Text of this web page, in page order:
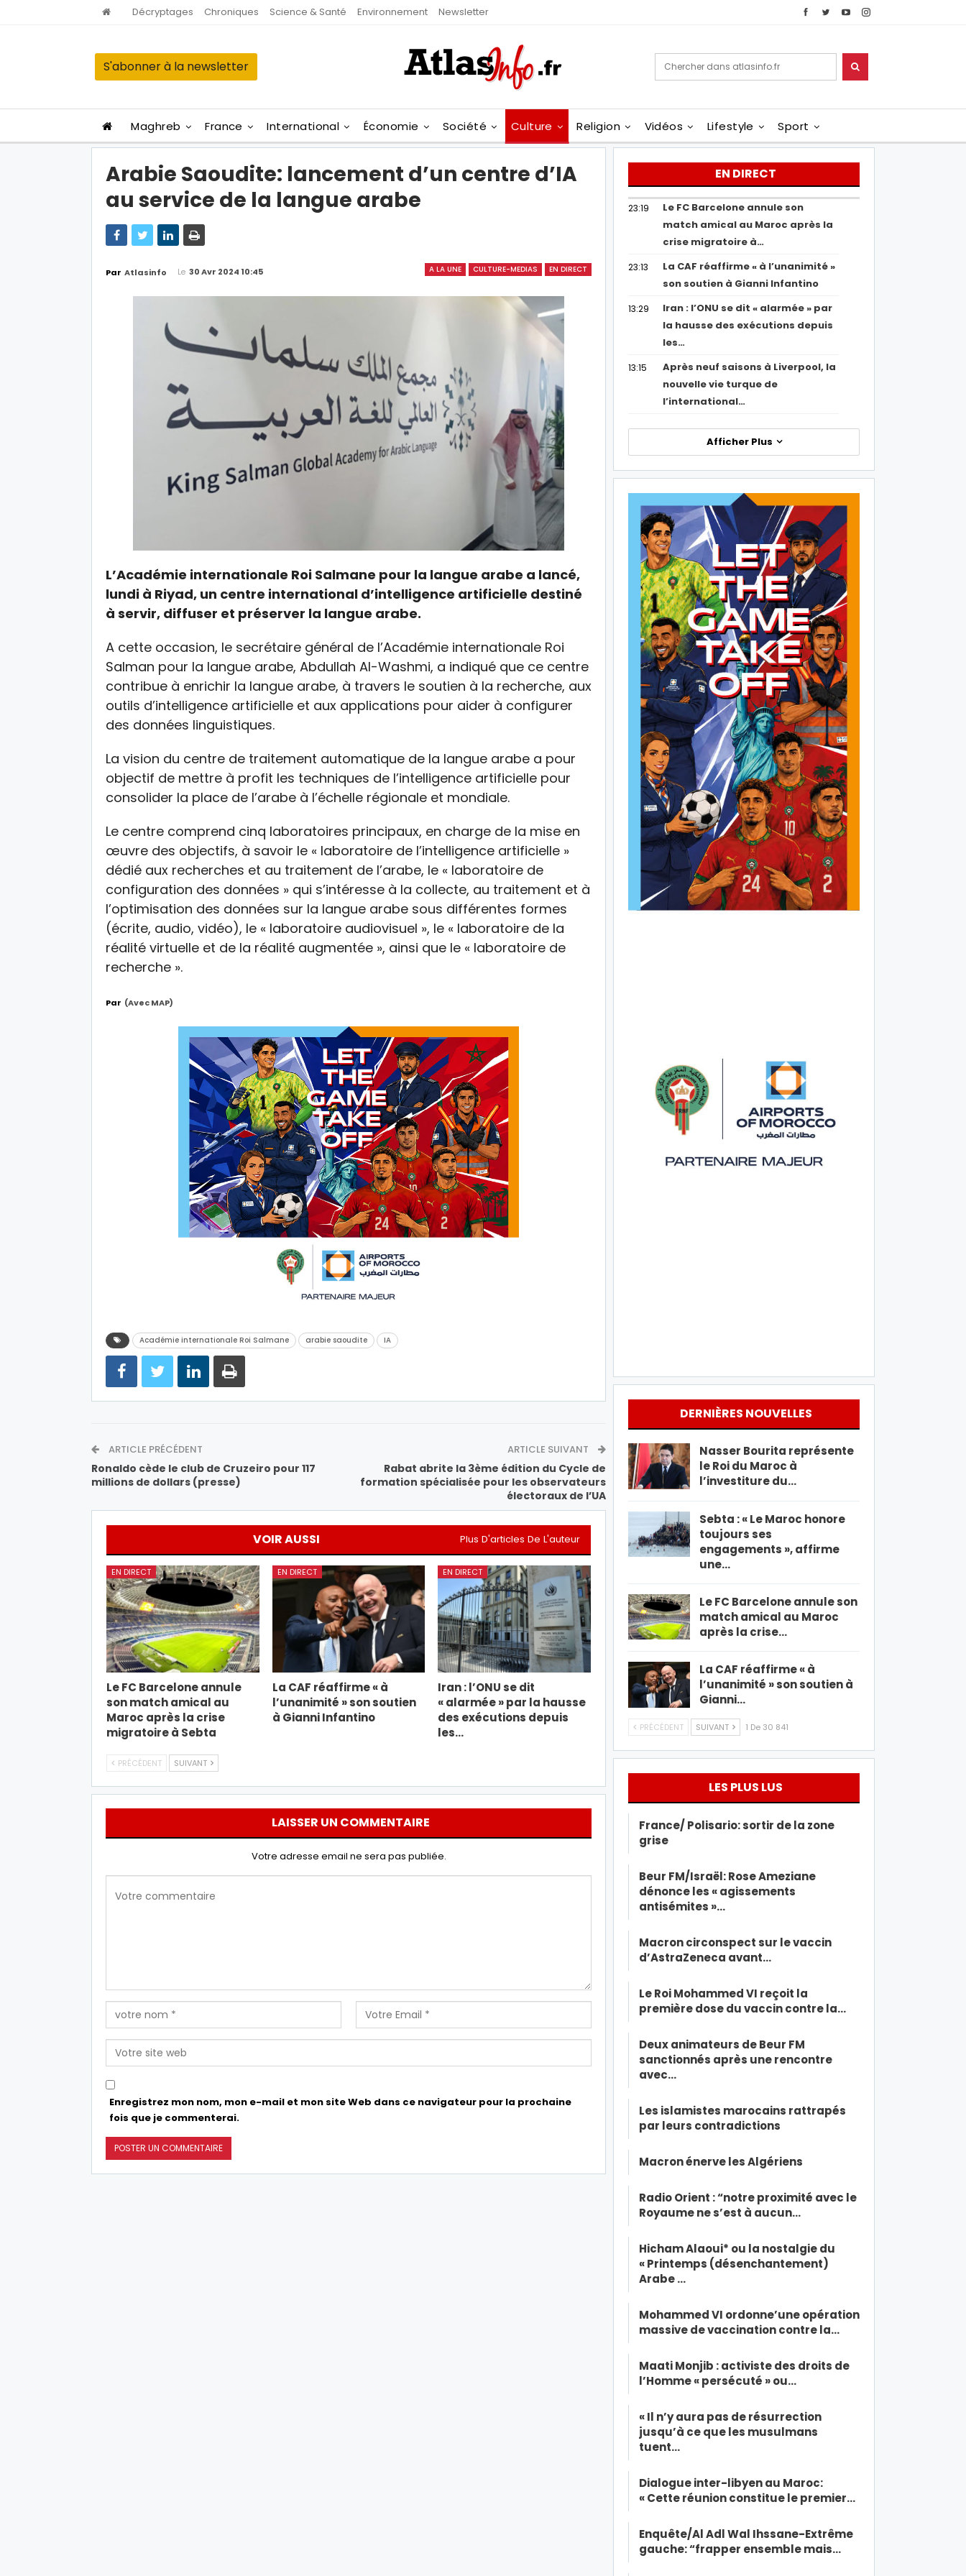
Décryptages Chroniques Science & Santé Environnement Newsletter
S'abonner à la newsletter
Maghreb France International Économie Société Culture Religion Vidéos Lifestyle Sport
Arabie Saoudite: lancement d’un centre d’IA
au service de la langue arabe
A LA UNE CULTURE-MEDIAS EN DIRECT
Par Atlasinfo Le 30 Avr 2024 10:45
L’Académie internationale Roi Salmane pour la langue arabe a lancé,
lundi à Riyad, un centre international d’intelligence artificielle destiné
à servir, diffuser et préserver la langue arabe.
A cette occasion, le secrétaire général de l’Académie internationale Roi
Salman pour la langue arabe, Abdullah Al-Washmi, a indiqué que ce centre
contribue à enrichir la langue arabe, à travers le soutien à la recherche, aux
outils d’intelligence artificielle et aux applications pour aider à configurer
des données linguistiques.
La vision du centre de traitement automatique de la langue arabe a pour
objectif de mettre à profit les techniques de l’intelligence artificielle pour
consolider la place de l’arabe à l’échelle régionale et mondiale.
Le centre comprend cinq laboratoires principaux, en charge de la mise en
œuvre des objectifs, à savoir le « laboratoire de l’intelligence artificielle »
dédié aux recherches et au traitement de l’arabe, le « laboratoire de
configuration des données » qui s’intéresse à la collecte, au traitement et à
l’optimisation des données sur la langue arabe sous différentes formes
(écrite, audio, vidéo), le « laboratoire audiovisuel », le « laboratoire de la
réalité virtuelle et de la réalité augmentée », ainsi que le « laboratoire de
recherche ».
Par (avec MAP)
Académie internationale Roi Salmane arabie saoudite IA
ARTICLE PRÉCÉDENT
Ronaldo cède le club de Cruzeiro pour 117
millions de dollars (presse)
ARTICLE SUIVANT
Rabat abrite la 3ème édition du Cycle de
formation spécialisée pour les observateurs
électoraux de l’UA
VOIR AUSSI Plus D'articles De L'auteur
EN DIRECT
Le FC Barcelone annule
son match amical au
Maroc après la crise
migratoire à Sebta
EN DIRECT
La CAF réaffirme « à
l’unanimité » son soutien
à Gianni Infantino
EN DIRECT
Iran : l’ONU se dit
« alarmée » par la hausse
des exécutions depuis
les…
PRÉCÉDENT SUIVANT
LAISSER UN COMMENTAIRE
Votre adresse email ne sera pas publiée.
Enregistrez mon nom, mon e-mail et mon site Web dans ce navigateur pour la prochaine
fois que je commenterai.
EN DIRECT
23:19
Le FC Barcelone annule son
match amical au Maroc après la
crise migratoire à…
23:13
La CAF réaffirme « à l’unanimité »
son soutien à Gianni Infantino
13:29
Iran : l’ONU se dit « alarmée » par
la hausse des exécutions depuis
les…
13:15
Après neuf saisons à Liverpool, la
nouvelle vie turque de
l’international…
Afficher Plus
DERNIÈRES NOUVELLES
Nasser Bourita représente
le Roi du Maroc à
l’investiture du…
Sebta : « Le Maroc honore
toujours ses
engagements », affirme
une…
Le FC Barcelone annule son
match amical au Maroc
après la crise…
La CAF réaffirme « à
l’unanimité » son soutien à
Gianni…
PRÉCÉDENT SUIVANT 1 De 30 841
LES PLUS LUS
France/ Polisario: sortir de la zone
grise
Beur FM/Israël: Rose Ameziane
dénonce les « agissements
antisémites »…
Macron circonspect sur le vaccin
d’AstraZeneca avant…
Le Roi Mohammed VI reçoit la
première dose du vaccin contre la…
Deux animateurs de Beur FM
sanctionnés après une rencontre
avec…
Les islamistes marocains rattrapés
par leurs contradictions
Macron énerve les Algériens
Radio Orient : “notre proximité avec le
Royaume ne s’est à aucun…
Hicham Alaoui* ou la nostalgie du
« Printemps (désenchantement)
Arabe …
Mohammed VI ordonne’une opération
massive de vaccination contre la…
Maati Monjib : activiste des droits de
l’Homme « persécuté » ou…
« Il n’y aura pas de résurrection
jusqu’à ce que les musulmans
tuent…
Dialogue inter-libyen au Maroc:
« Cette réunion constitue le premier…
Enquête/Al Adl Wal Ihssane-Extrême
gauche: “frapper ensemble mais…